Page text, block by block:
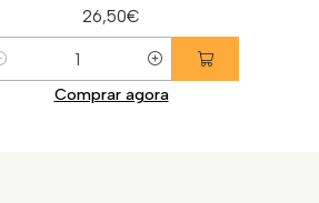
26,50€
Comprar agora